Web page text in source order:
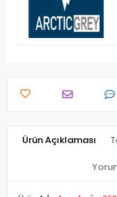
Ürün Açıklaması